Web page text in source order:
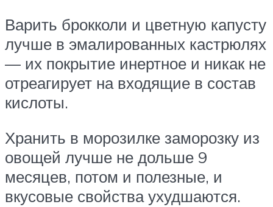
Варить брокколи и цветную капусту
лучше в эмалированных кастрюлях
— их покрытие инертное и никак не
отреагирует на входящие в состав
кислоты.
Хранить в морозилке заморозку из
овощей лучше не дольше 9
месяцев, потом и полезные, и
вкусовые свойства ухудшаются.